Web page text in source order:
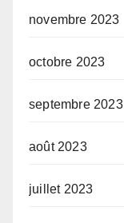
novembre 2023
octobre 2023
septembre 2023
août 2023
juillet 2023